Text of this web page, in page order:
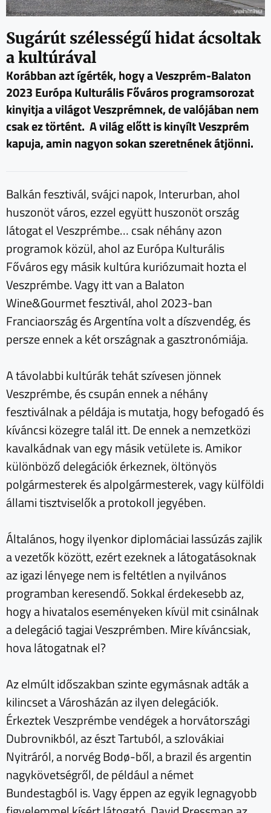
Sugárút szélességű hidat ácsoltak
a kultúrával
Korábban azt ígérték, hogy a Veszprém-Balaton
2023 Európa Kulturális Főváros programsorozat
kinyitja a világot Veszprémnek, de valójában nem
csak ez történt. A világ előtt is kinyílt Veszprém
kapuja, amin nagyon sokan szeretnének átjönni.
Balkán fesztivál, svájci napok, Interurban, ahol
huszonöt város, ezzel együtt huszonöt ország
látogat el Veszprémbe… csak néhány azon
programok közül, ahol az Európa Kulturális
Főváros egy másik kultúra kuriózumait hozta el
Veszprémbe. Vagy itt van a Balaton
Wine&Gourmet fesztivál, ahol 2023-ban
Franciaország és Argentína volt a díszvendég, és
persze ennek a két országnak a gasztronómiája.
A távolabbi kultúrák tehát szívesen jönnek
Veszprémbe, és csupán ennek a néhány
fesztiválnak a példája is mutatja, hogy befogadó és
kíváncsi közegre talál itt. De ennek a nemzetközi
kavalkádnak van egy másik vetülete is. Amikor
különböző delegációk érkeznek, öltönyös
polgármesterek és alpolgármesterek, vagy külföldi
állami tisztviselők a protokoll jegyében.
Általános, hogy ilyenkor diplomáciai lassúzás zajlik
a vezetők között, ezért ezeknek a látogatásoknak
az igazi lényege nem is feltétlen a nyilvános
programban keresendő. Sokkal érdekesebb az,
hogy a hivatalos eseményeken kívül mit csinálnak
a delegáció tagjai Veszprémben. Mire kíváncsiak,
hova látogatnak el?
Az elmúlt időszakban szinte egymásnak adták a
kilincset a Városházán az ilyen delegációk.
Érkeztek Veszprémbe vendégek a horvátországi
Dubrovnikból, az észt Tartuból, a szlovákiai
Nyitráról, a norvég Bodø-ből, a brazil és argentin
nagykövetségről, de például a német
Bundestagból is. Vagy éppen az egyik legnagyobb